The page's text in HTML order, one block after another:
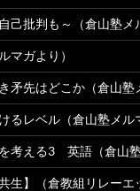
己批判も～（倉山塾メ
マガより）
矛先はどこか（倉山塾
るレベル（倉山塾メル
考える3 英語（倉山塾
生】（倉教組リレーエ